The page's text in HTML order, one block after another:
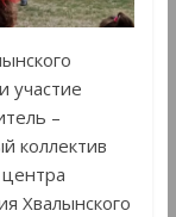
участие
–
коллектив
Хвалынского